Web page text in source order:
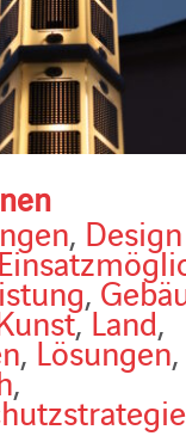
,
,
,Land,
,Lösungen,
,